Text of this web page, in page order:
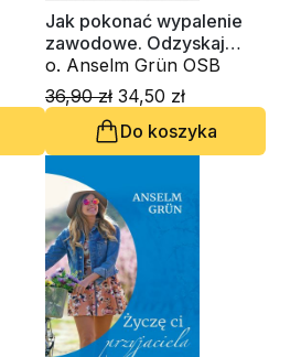
Jak pokonać wypalenie
zawodowe. Odzyskaj
radość z pracy i rozpal
kreatywność
o. Anselm Grün OSB
36,90 zł 34,50 zł
Do koszyka